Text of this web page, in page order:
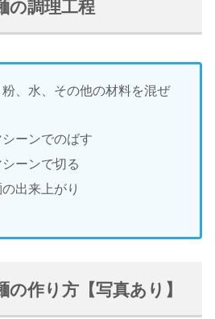
の調理工程
、水、その他の材料を混ぜ
ーンでのばす
ーンで切る
出来上がり
の作り方【写真あり】